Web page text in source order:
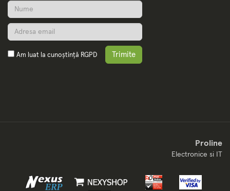
Am luat la cunoștință RGPD Trimite
Proline
Electronice si IT